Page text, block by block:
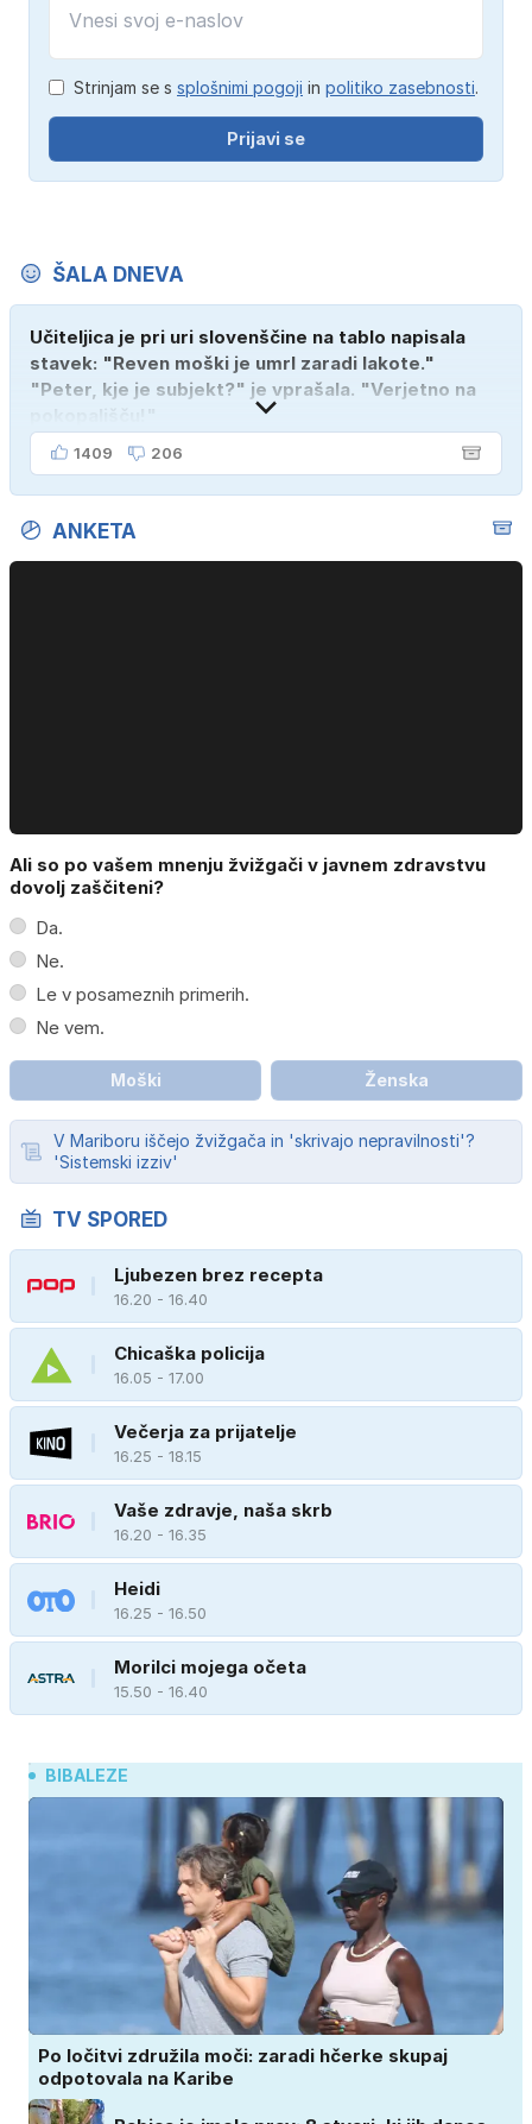
Strinjam se s splošnimi pogoji in politiko zasebnosti.
Prijavi se
ŠALA DNEVA
Učiteljica je pri uri slovenščine na tablo napisala
stavek: "Reven moški je umrl zaradi lakote."
"Peter, kje je subjekt?" je vprašala. "Verjetno na
1409 206
ANKETA
Ali so po vašem mnenju žvižgači v javnem zdravstvu
dovolj zaščiteni?
Da.
Ne.
Le v posameznih primerih.
Ne vem.
Moški Ženska
V Mariboru iščejo žvižgača in 'skrivajo nepravilnosti'?
'Sistemski izziv'
TV SPORED
Ljubezen brez recepta
16.20 - 16.40
Chicaška policija
16.05 - 17.00
Večerja za prijatelje
16.25 - 18.15
Vaše zdravje, naša skrb
16.20 - 16.35
Heidi
16.25 - 16.50
Morilci mojega očeta
15.50 - 16.40
BIBALEZE
Po ločitvi združila moči: zaradi hčerke skupaj
odpotovala na Karibe